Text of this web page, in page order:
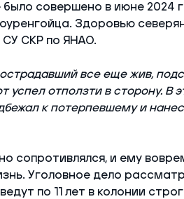
было совершено в июне 2024
Здоровью
СУ СКР по ЯНАО.
все еще жив,
успел отползти в сторону. В
к потерпевшему и
сопротивлялся, и ему
Уголовное дело
по 11 лет в колонии